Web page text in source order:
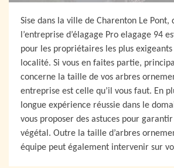
Sise dans la ville de Charenton Le Pont,
l’entreprise d’élagage Pro elagage 94
pour les propriétaires les plus
localité. Si vous en faites partie,
concerne la taille de vos arbres
entreprise est celle qu’il vous faut. En
longue expérience réussie dans le
vous proposer des astuces pour
végétal. Outre la taille d’arbres
équipe peut également intervenir sur